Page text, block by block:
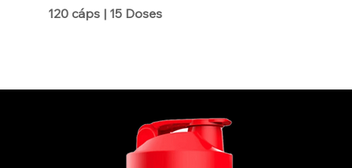
120 cáps | 15 Doses